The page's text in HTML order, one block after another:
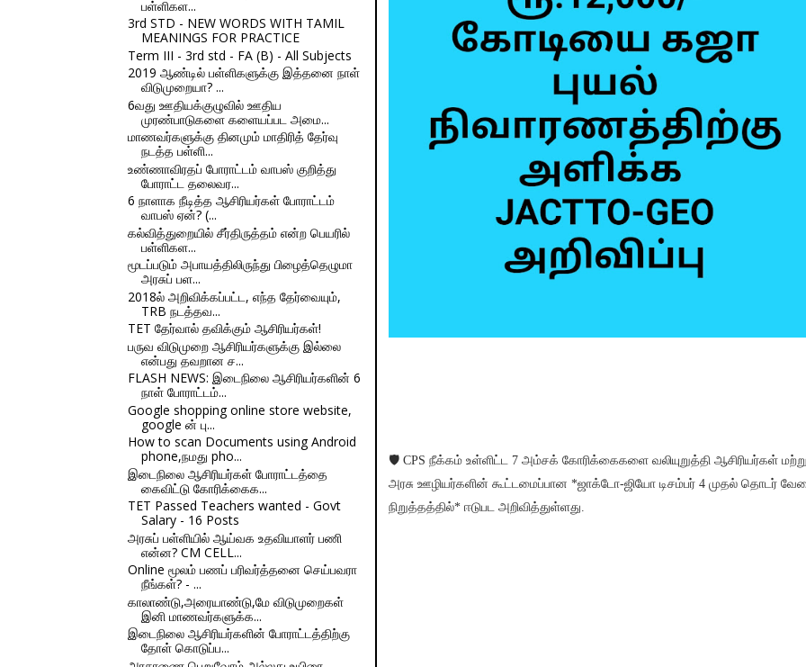
பள்ளிகள...
3rd STD - NEW WORDS WITH TAMIL
MEANINGS FOR PRACTICE
Term III - 3rd std - FA (B) - All Subjects
2019 ஆண்டில் பள்ளிகளுக்கு இத்தனை நாள்
விடுமுறையா? ...
6வது ஊதியக்குழுவில் ஊதிய
முரண்பாடுகளை களையப்பட அமை...
மாணவர்களுக்கு தினமும் மாதிரித் தேர்வு
நடத்த பள்ளி...
உண்ணாவிரதப் போராட்டம் வாபஸ் குறித்து
போராட்ட தலைவர...
6 நாளாக நீடித்த ஆசிரியர்கள் போராட்டம்
வாபஸ் ஏன்? (...
கல்வித்துறையில் சீர்திருத்தம் என்ற பெயரில்
பள்ளிகள...
மூடப்படும் அபாயத்திலிருந்து பிழைத்தெழுமா
அரசுப் பள...
2018ல் அறிவிக்கப்பட்ட, எந்த தேர்வையும்,
TRB நடத்தவ...
TET தேர்வால் தவிக்கும் ஆசிரியர்கள்!
பருவ விடுமுறை ஆசிரியர்களுக்கு இல்லை
என்பது தவறான ச...
FLASH NEWS: இடைநிலை ஆசிரியர்களின் 6
நாள் போராட்டம்...
Google shopping online store website,
google ன் பு...
How to scan Documents using Android
phone,நமது pho...
இடைநிலை ஆசிரியர்கள் போராட்டத்தை
கைவிட்டு கோரிக்கைக...
TET Passed Teachers wanted - Govt
Salary - 16 Posts
அரசுப் பள்ளியில் ஆய்வக உதவியாளர் பணி
என்ன? CM CELL...
Online மூலம் பணப் பரிவர்த்தனை செய்பவரா
நீங்கள்? - ...
காலாண்டு,அரையாண்டு,மே விடுமுறைகள்
இனி மாணவர்களுக்க...
இடைநிலை ஆசிரியர்களின் போராட்டத்திற்கு
தோள் கொடுப்ப...
🛡 CPS நீக்கம் உள்ளிட்ட 7 அம்சக் கோரிக்கைகளை வலியுறுத்தி ஆசிரியர்கள்
அரசு ஊழியர்களின் கூட்டமைப்பான *ஜாக்டோ-ஜியோ டிசம்பர் 4 முதல் தொடர்
நிறுத்தத்தில்* ஈடுபட அறிவித்துள்ளது.